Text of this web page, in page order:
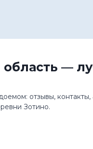
—
отзывы,
Зотино.